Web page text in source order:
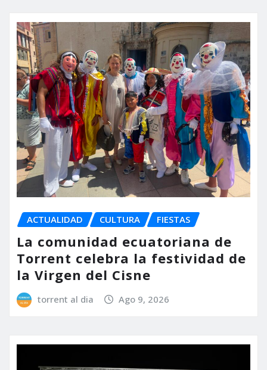
ACTUALIDAD CULTURA FIESTAS
La comunidad ecuatoriana de
Torrent celebra la festividad de
la Virgen del Cisne
torrent al dia Ago 9, 2026